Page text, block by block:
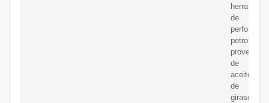
de
perforación
petrolera,
proveedor
de
aceite
de
girasol